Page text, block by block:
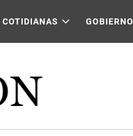
GOBIERNO